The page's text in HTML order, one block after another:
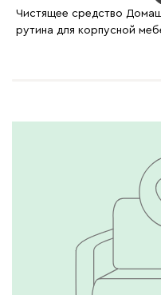
Чистящее средство
рутина для корпусной